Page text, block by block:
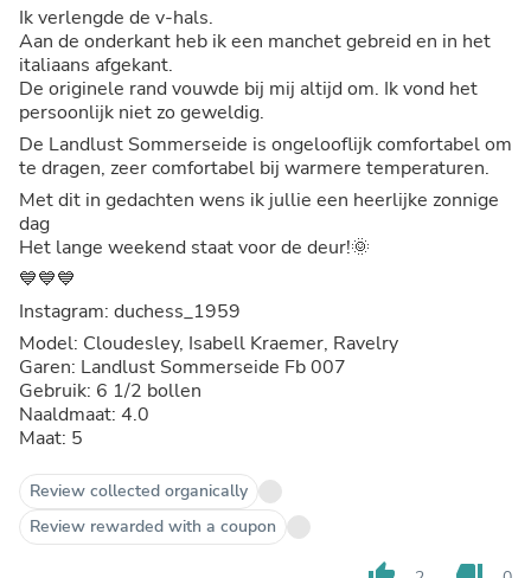
Ik verlengde de v-hals.
Aan de onderkant heb ik een manchet gebreid en in het
italiaans afgekant.
De originele rand vouwde bij mij altijd om. Ik vond het
persoonlijk niet zo geweldig.
De Landlust Sommerseide is ongelooflijk comfortabel om
te dragen, zeer comfortabel bij warmere temperaturen.
Met dit in gedachten wens ik jullie een heerlijke zonnige
dag
Het lange weekend staat voor de deur!🌞
💙💙💙
Instagram: duchess_1959
Model: Cloudesley, Isabell Kraemer, Ravelry
Garen: Landlust Sommerseide Fb 007
Gebruik: 6 1/2 bollen
Naaldmaat: 4.0
Maat: 5
Review collected organically
Review rewarded with a coupon